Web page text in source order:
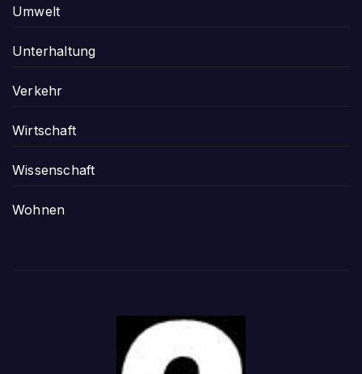
Umwelt
Unterhaltung
Verkehr
Wirtschaft
Wissenschaft
Wohnen